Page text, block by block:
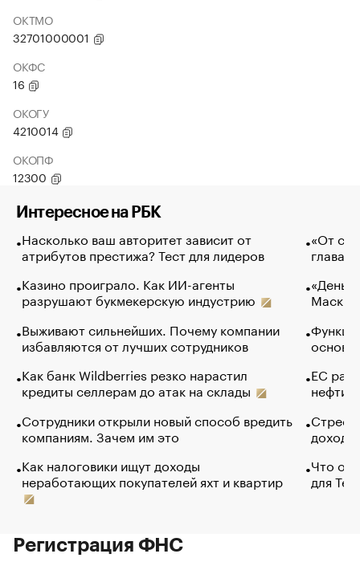
ОКТМО
32701000001
ОКФС
16
ОКОГУ
4210014
ОКОПФ
12300
Интересное на РБК
Насколько ваш авторитет зависит от
атрибутов престижа? Тест для лидеров
Казино проиграло. Как ИИ-агенты
разрушают букмекерскую индустрию
Выживают сильнейших. Почему компании
избавляются от лучших сотрудников
Как банк Wildberries резко нарастил
кредиты селлерам до атак на склады
Сотрудники открыли новый способ вредить
компаниям. Зачем им это
Как налоговики ищут доходы
неработающих покупателей яхт и квартир
«От
глава
Маск в
основ
ЕС
нефти
Что
для
Регистрация ФНС